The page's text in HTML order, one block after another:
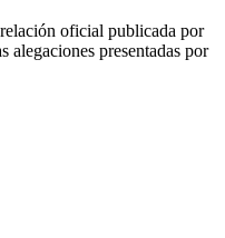
oficial publicada por
alegaciones presentadas por